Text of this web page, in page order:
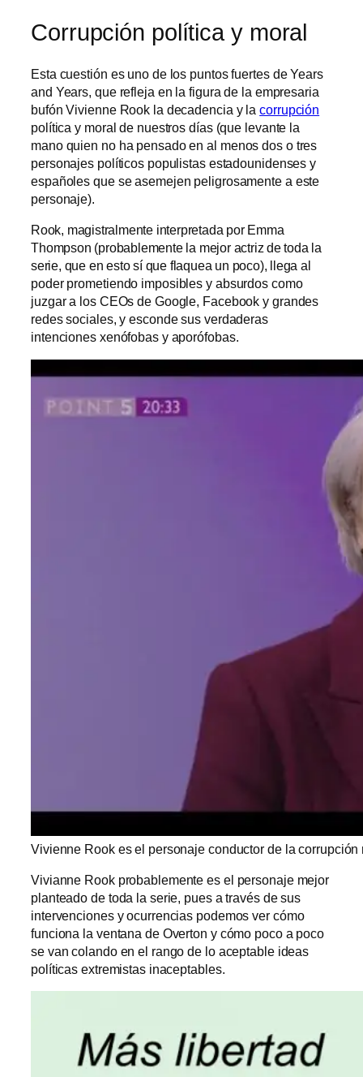
Corrupción política y moral
Esta cuestión es uno de los puntos fuertes de Years
and Years, que refleja en la figura de la empresaria
bufón Vivienne Rook la decadencia y lacorrupción
política y moral de nuestros días (que levante la
mano quien no ha pensado en al menos dos o tres
personajes políticos populistas estadounidenses y
españoles que se asemejen peligrosamente a este
personaje).
Rook, magistralmente interpretada por Emma
Thompson (probablemente la mejor actriz de toda la
serie, que en esto sí que flaquea un poco), llega al
poder prometiendo imposibles y absurdos como
juzgar a los CEOs de Google, Facebook y grandes
redes sociales, y esconde sus verdaderas
intenciones xenófobas y aporófobas.
Vivienne Rook es el personaje conductor de la
Vivianne Rook probablemente es el personaje mejor
planteado de toda la serie, pues a través de sus
intervenciones y ocurrencias podemos ver cómo
funciona la ventana de Overton y cómo poco a poco
se van colando en el rango de lo aceptable ideas
políticas extremistas inaceptables.